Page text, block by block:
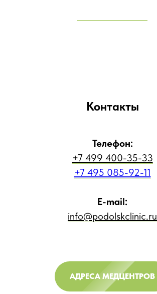
Контакты
Телефон:
+7 499 400-35-33
+7 495 085-92-11
E-mail:
info@podolskclinic.ru
АДРЕСА МЕДЦЕНТРОВ